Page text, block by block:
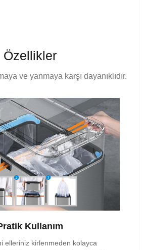
Özellikler
ve yanmaya karşı dayanıklıdır.
Kullanım
elleriniz kirlenmeden kolayca